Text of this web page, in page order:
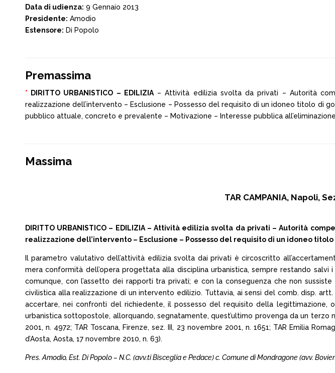
Data di udienza: 9 Gennaio 2013
Presidente: Amodio
Estensore: Di Popolo
Premassima
* DIRITTO URBANISTICO – EDILIZIA– Attività edilizia svolta da privati – Autorità
realizzazione dell’intervento – Esclusione – Possesso del requisito di un idoneo titolo di
pubblico attuale, concreto e prevalente – Motivazione – Interesse pubblica
Massima
TAR CAMPANIA, Napoli,
DIRITTO URBANISTICO – EDILIZIA – Attività edilizia svolta da privati – Autorità
realizzazione dell’intervento – Esclusione – Possesso del requisito di un idoneo
Il parametro valutativo dell’attività edilizia svolta dai privati è circoscritto
mera conformità dell’opera progettata alla disciplina urbanistica, sempre restando
comunque, con l’assetto dei rapporti tra privati; e con la conseguenza che non
civilistica alla realizzazione di un intervento edilizio. Tuttavia, ai sensi del comb. disp.
accertare, nei confronti del richiedente, il possesso del requisito della
urbanistica sottopostole, allorquando, segnatamente, quest’ultimo provenga da un
2001, n. 4972; TAR Toscana, Firenze, sez. III, 23 novembre 2001, n. 1651; TAR Emilia
d’Aosta, Aosta, 17 novembre 2010, n. 63).
Pres. Amodio, Est. Di Popolo – N.C. (avv.ti Bisceglia e Pedace) c. Comune di Mondragone (avv.